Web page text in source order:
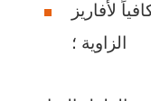
لأفاريز
الزاوية ؛